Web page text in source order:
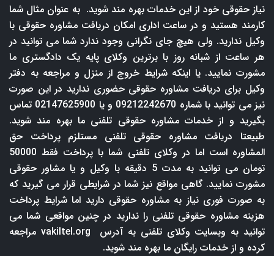
نیاز حقوقی خود از این خدمات بهره مند شوید. به عنوان مثال شما
کارمند هستید و در ساعت اداری امکان دریافت مشاوره حقوقی با
وکیل ندارید. ولی هیچ جای نگرانی وجود ندارد شما می توانید در
هر ساعت از شبانه روز با برترین وکلای پایه یک دادگستری ما
مشورت نمایید. یا اینکه شرایط خروج از منزل و مراجعه به دفتر
وکیل برای دریافت مشاوره حقوقی حضوری ندارید در این صورت
نیز می توانید با شماره 09212242670 و یا 02147625900 تماس
بگیرید و از خدمات مشاوره حقوقی تلفنی ما بهره مند شوید.
طبیعتا دریافت مشاوره حقوقی تلفنی مستلزم پرداخت حق
المشاوره است اما در وکلای تلفنی شما با پرداخت فقط 50000
تومان می توانید به مدت 5 دقیقه با وکیل و یا مشاور حقوقی
مشورت نمایید. گاهی مواقع نیز شما در شرایطی قرار می گیرید که
به صورت فوری نیاز به مشاوره حقوقی دارید اما شرایط پرداخت
هزینه مشاوره حقوقی تلفنی را ندارید در چنین مواقعی شما می
توانید به وبسایت وکلای تلفنی به آدرس
vakiltel.org مراجعه
کرده و از خدمات رایگان ما بهره مند شوید.